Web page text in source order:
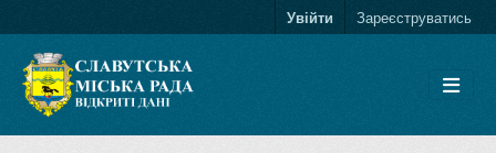
Увійти Зареєструватись